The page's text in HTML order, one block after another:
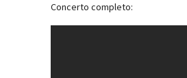
Concerto completo: